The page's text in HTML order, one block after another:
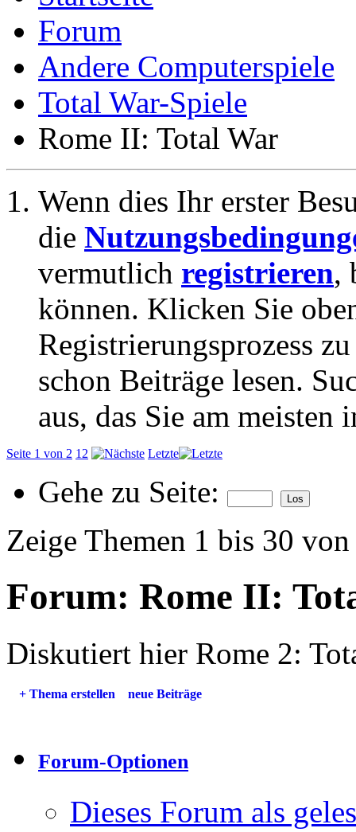
Forum
Andere Computerspiele
Total War-Spiele
Rome II: Total War
Wenn dies Ihr erster
die
vermutlich registrieren,
können. Klicken Sie
Registrierungsprozess
schon Beiträge lesen.
aus, das Sie am meisten
Seite 1 von 2 1 2 Letzte
Gehe zu Seite:
Zeige Themen 1 bis 30
Forum: Rome II:
Diskutiert hier Rome 2:
+ Thema erstellen neue Beiträge
Forum-Optionen
Dieses Forum als